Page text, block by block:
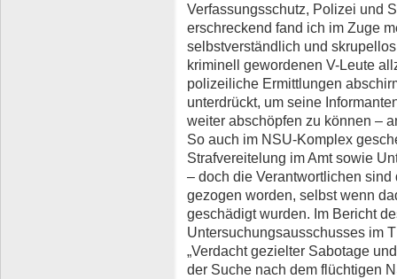
Verfassungsschutz, Polizei und
erschreckend fand ich im Zuge
selbstverständlich und
kriminell gewordenen V-Leute
polizeiliche Ermittlungen
unterdrückt, um seine
weiter abschöpfen zu können –
So auch im NSU-Komplex
Strafvereitelung im Amt sowie
– doch die Verantwortlichen
gezogen worden, selbst wenn
geschädigt wurden. Im Bericht
Untersuchungsausschusses im
„Verdacht gezielter Sabotage
der Suche nach dem flüchtigen